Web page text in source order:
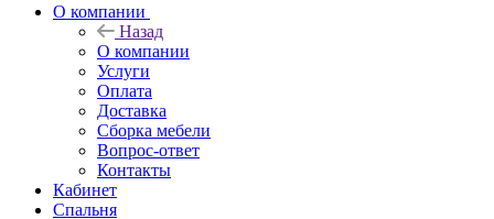
О компании
Назад
О компании
Услуги
Оплата
Доставка
Сборка мебели
Вопрос-ответ
Контакты
Кабинет
Спальня